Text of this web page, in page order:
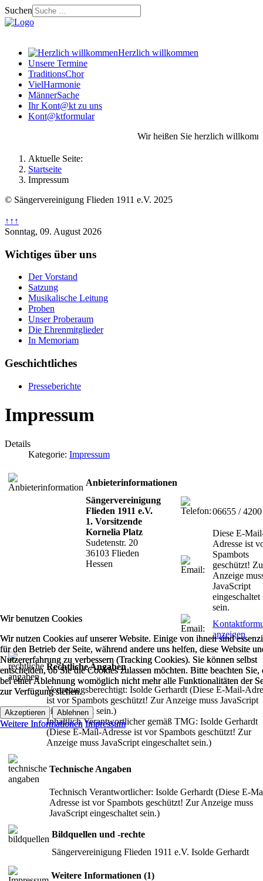
Suchen
Herzlich willkommen
Unsere Termine
TraditionsChor
VielHarmonie
MännerSache
Ihr Kont@kt zu uns
Kont@ktformular
Wir heißen Sie herzlich
Wir benutzen Cookies
Wir nutzen Cookies auf unserer Website. Einige von ihnen sind
für den Betrieb der Seite, während andere uns helfen, diese Website
Nutzererfahrung zu verbessern (Tracking Cookies). Sie können selbst
entscheiden, ob Sie die Cookies zulassen möchten. Bitte beachten Sie,
bei einer Ablehnung womöglich nicht mehr alle Funktionalitäten der
zur Verfügung stehen.
Akzeptieren Ablehnen
Weitere Informationen Impressum
Aktuelle Seite:
Startseite
Impressum
© Sängervereinigung Flieden 1911 e.V. 2025
↑↑↑
Sonntag, 09. August 2026
Wichtiges über uns
Der Vorstand
Satzung
Musikalische Leitung
Proben
Unser Proberaum
Die Ehrenmitglieder
In Memoriam
Geschichtliches
Presseberichte
Impressum
Details
Kategorie: Impressum
Anbieterinformationen
Sängervereinigung
Flieden 1911 e.V.
1. Vorsitzende
Kornelia Platz
Sudetenstr. 20
36103 Flieden
Hessen
06655 / 4200
Diese E-
Adresse ist
Spambots
geschützt!
Anzeige
JavaScript
eingeschaltet
sein.
anzeigen
Rechtliche Angaben
Vertretungsberechtigt: Isolde Gerhardt (Diese E-Mail-
ist vor Spambots geschützt! Zur Anzeige muss JavaScript
eingeschaltet sein.)
Inhaltlich Verantwortlicher gemäß TMG: Isolde Gerhardt
(Diese E-Mail-Adresse ist vor Spambots geschützt! Zur
Anzeige muss JavaScript eingeschaltet sein.)
Technische Angaben
Technisch Verantwortlicher: Isolde Gerhardt (Diese E-
Adresse ist vor Spambots geschützt! Zur Anzeige muss
JavaScript eingeschaltet sein.)
Bildquellen und -rechte
Sängervereinigung Flieden 1911 e.V. Isolde Gerhardt
Weitere Informationen (1)
Wir benutzen Cookies
Wir nutzen Cookies auf unserer Website. Einige von ihnen sind
für den Betrieb der Seite, während andere uns helfen, diese Website
Nutzererfahrung zu verbessern (Tracking Cookies). Sie können selbst
entscheiden, ob Sie die Cookies zulassen möchten. Bitte beachten Sie,
bei einer Ablehnung womöglich nicht mehr alle Funktionalitäten der
zur Verfügung stehen.
Akzeptieren Ablehnen
Weitere Informationen Impressum